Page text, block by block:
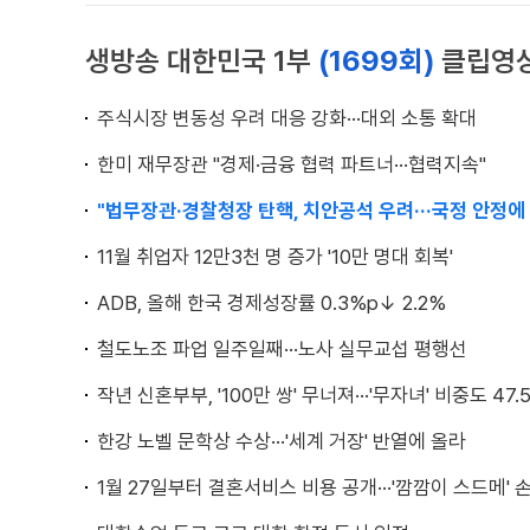
생방송 대한민국 1부 (1699회) 클립영
주식시장 변동성 우려 대응 강화···대외 소통 확대
한미 재무장관 "경제·금융 협력 파트너···협력지속"
"법무장관·경찰청장 탄핵, 치안공석 우려···국정 안정
11월 취업자 12만3천 명 증가 '10만 명대 회복'
ADB, 올해 한국 경제성장률 0.3%p↓ 2.2%
철도노조 파업 일주일째···노사 실무교섭 평행선
작년 신혼부부, '100만 쌍' 무너져···'무자녀' 비중도
한강 노벨 문학상 수상···'세계 거장' 반열에 올라
1월 27일부터 결혼서비스 비용 공개···'깜깜이 스드메'